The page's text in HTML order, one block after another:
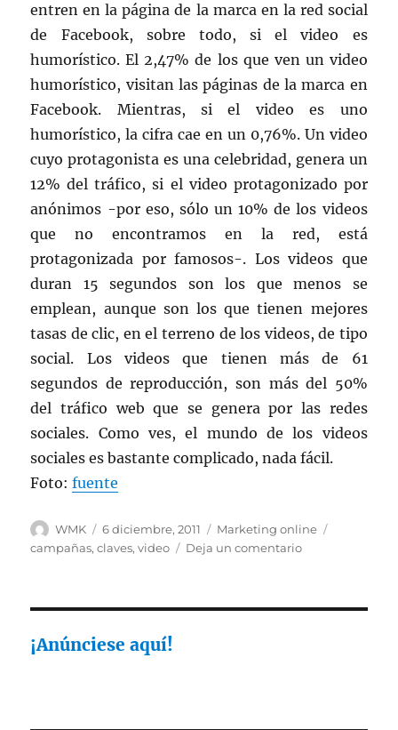
entren en la página de la marca en la red social
de Facebook, sobre todo, si el video es
humorístico. El 2,47% de los que ven un video
humorístico, visitan las páginas de la marca en
Facebook. Mientras, si el video es uno
humorístico, la cifra cae en un 0,76%. Un video
cuyo protagonista es una celebridad, genera un
12% del tráfico, si el video protagonizado por
anónimos -por eso, sólo un 10% de los videos
que no encontramos en la red, está
protagonizada por famosos-. Los videos que
duran 15 segundos son los que menos se
emplean, aunque son los que tienen mejores
tasas de clic, en el terreno de los videos, de tipo
social. Los videos que tienen más de 61
segundos de reproducción, son más del 50%
del tráfico web que se genera por las redes
sociales. Como ves, el mundo de los videos
sociales es bastante complicado, nada fácil.
Foto:fuente
Autor
WMK
Publicado
el
6 diciembre, 2011 Categorías
Marketing online
campañas,claves,video Deja un comentarioen
¡Anúnciese aquí!